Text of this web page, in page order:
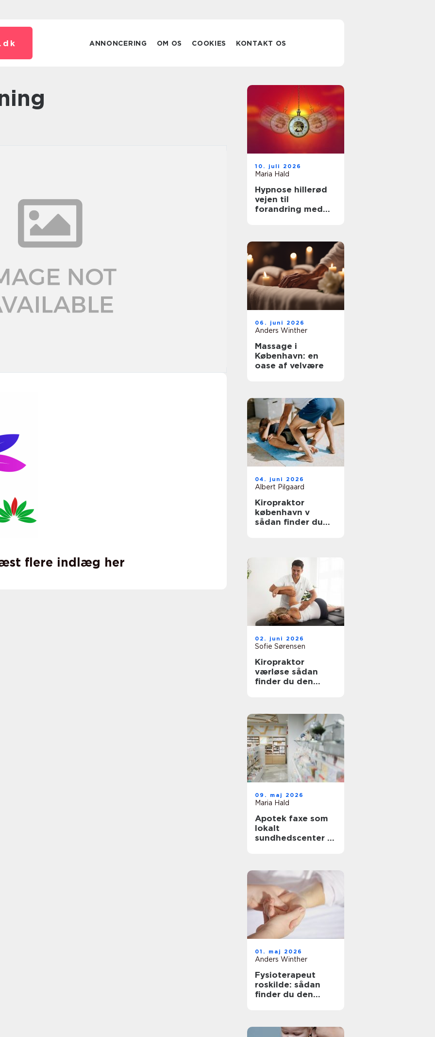
dk ANNONCERING OM OS COOKIES KONTAKT OS
flere indlæg her
10. juli 2026
Maria Hald
Hypnose hillerød
vejen til
forandring med
06. juni 2026
Anders Winther
Massage i
København: en
oase af velvære
04. juni 2026
Albert Pilgaard
Kiropraktor
københavn v
sådan finder du
02. juni 2026
Sofie Sørensen
Kiropraktor
værløse sådan
finder du den
09. maj 2026
Maria Hald
Apotek faxe som
lokalt
sundhedscenter i
01. maj 2026
Anders Winther
Fysioterapeut
roskilde: sådan
finder du den